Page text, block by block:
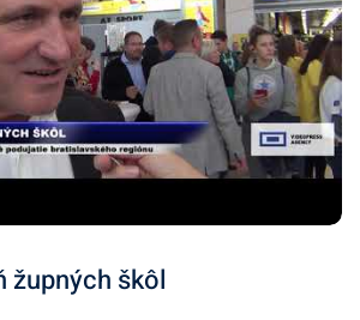
župných škôl